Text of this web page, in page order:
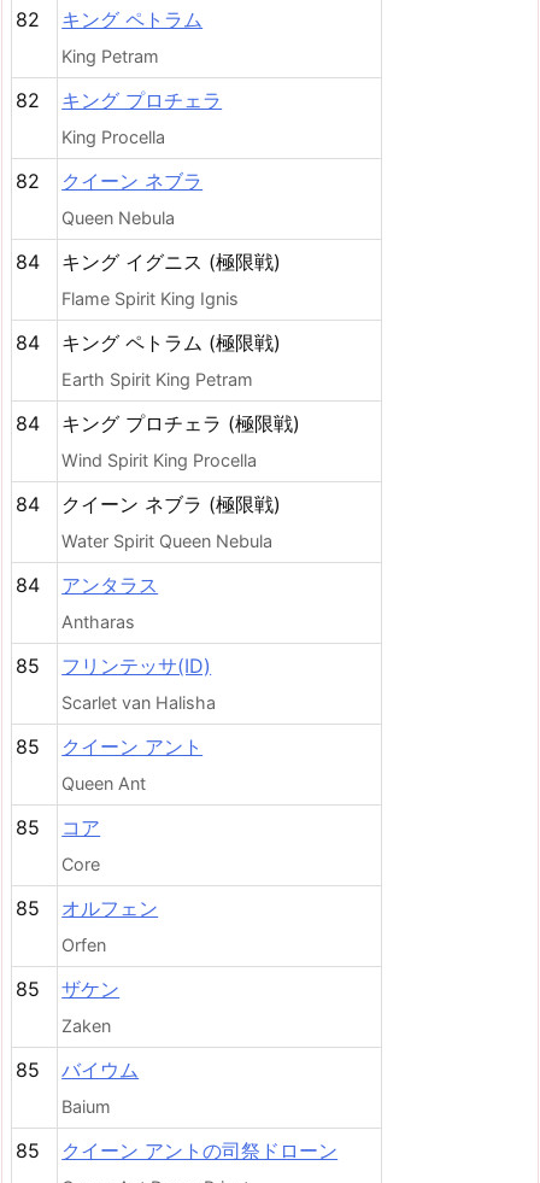
82 キング ペトラム
King Petram
82 キング プロチェラ
King Procella
82 クイーン ネブラ
Queen Nebula
84 キング イグニス (極限戦)
Flame Spirit King Ignis
84 キング ペトラム (極限戦)
Earth Spirit King Petram
84 キング プロチェラ (極限戦)
Wind Spirit King Procella
84 クイーン ネブラ (極限戦)
Water Spirit Queen Nebula
84 アンタラス
Antharas
85 フリンテッサ(ID)
Scarlet van Halisha
85 クイーン アント
Queen Ant
85 コア
Core
85 オルフェン
Orfen
85 ザケン
Zaken
85 バイウム
Baium
85 クイーン アントの司祭ドローン